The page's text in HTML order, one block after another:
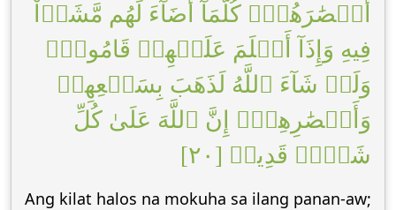
أَبۡصَٰرَهُمۡۖ كُلَّمَآ أَضَآءَ لَهُم مَّشَوۡاْ
فِيهِ وَإِذَآ أَظۡلَمَ عَلَيۡهِمۡ قَامُواْۚ
وَلَوۡ شَآءَ ٱللَّهُ لَذَهَبَ بِسَمۡعِهِمۡ
وَأَبۡصَٰرِهِمۡۚ إِنَّ ٱللَّهَ عَلَىٰ كُلِّ
شَيۡءٖ قَدِيرٞ [٢٠]
Ang kilat halos na mokuha sa ilang panan-aw;